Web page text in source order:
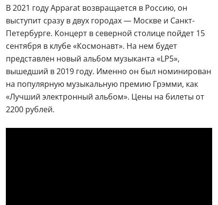
В 2021 году Apparat возвращается в Россию, он
выступит сразу в двух городах — Москве и Санкт-
Петербурге. Концерт в северной столице пойдет 15
сентября в клубе «Космонавт». На нем будет
представлен новый альбом музыканта «LP5»,
вышедший в 2019 году. Именно он был номинирован
на популярную музыкальную премию Грэмми, как
«Лучший электронный альбом». Цены на билеты от
2200 рублей.